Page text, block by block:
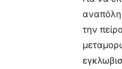
την